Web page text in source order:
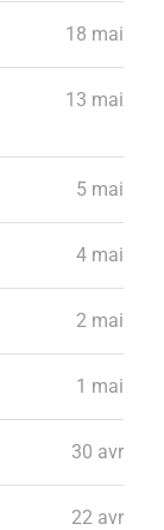
18 mai
13 mai
5 mai
4 mai
2 mai
1 mai
30 avr
22 avr